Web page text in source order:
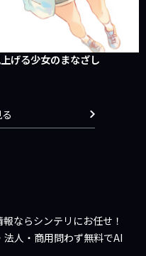
げる少女のまなざし
ならシンテリにお任せ！
人・商用問わず無料でAI